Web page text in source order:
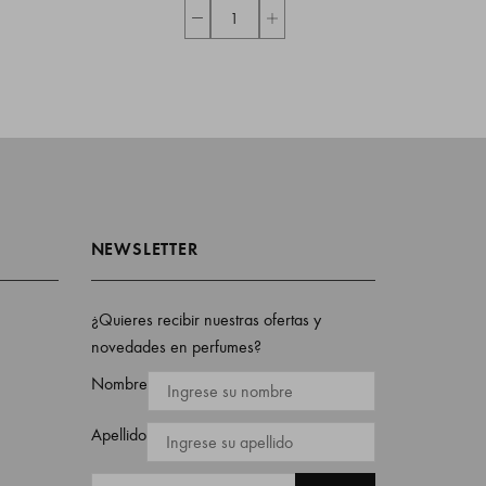
NEWSLETTER
¿Quieres recibir nuestras ofertas y
novedades en perfumes?
Nombre
Apellido